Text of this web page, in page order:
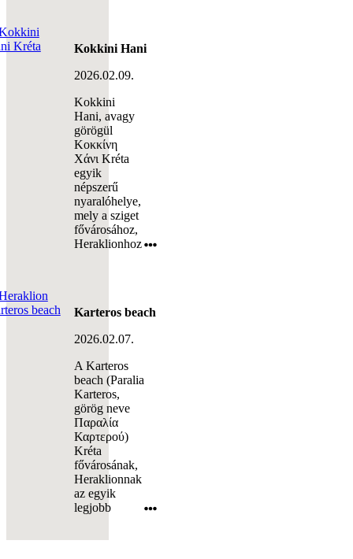
Kokkini Hani
2026.02.09.
Kokkini
Hani, avagy
görögül
Κοκκίνη
Χάνι Kréta
egyik
népszerű
nyaralóhelye,
mely a sziget
fővárosához,
Heraklionhoz
Karteros beach
2026.02.07.
A Karteros
beach (Paralia
Karteros,
görög neve
Παραλία
Καρτερού)
Kréta
fővárosának,
Heraklionnak
az egyik
legjobb